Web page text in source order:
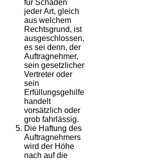
für Schäden
jeder Art, gleich
aus welchem
Rechtsgrund, ist
ausgeschlossen,
es sei denn, der
Auftragnehmer,
sein gesetzlicher
Vertreter oder
sein
Erfüllungsgehilfe
handelt
vorsätzlich oder
grob fahrlässig.
Die Haftung des
Auftragnehmers
wird der Höhe
nach auf die